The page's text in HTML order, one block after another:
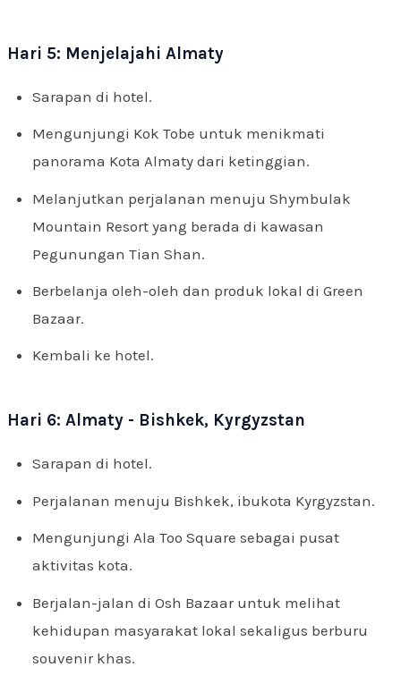
Hari 5: Menjelajahi Almaty
Sarapan di hotel.
Mengunjungi Kok Tobe untuk menikmati
panorama Kota Almaty dari ketinggian.
Melanjutkan perjalanan menuju Shymbulak
Mountain Resort yang berada di kawasan
Pegunungan Tian Shan.
Berbelanja oleh-oleh dan produk lokal di Green
Bazaar.
Kembali ke hotel.
Hari 6: Almaty - Bishkek, Kyrgyzstan
Sarapan di hotel.
Perjalanan menuju Bishkek, ibukota Kyrgyzstan.
Mengunjungi Ala Too Square sebagai pusat
aktivitas kota.
Berjalan-jalan di Osh Bazaar untuk melihat
kehidupan masyarakat lokal sekaligus berburu
souvenir khas.